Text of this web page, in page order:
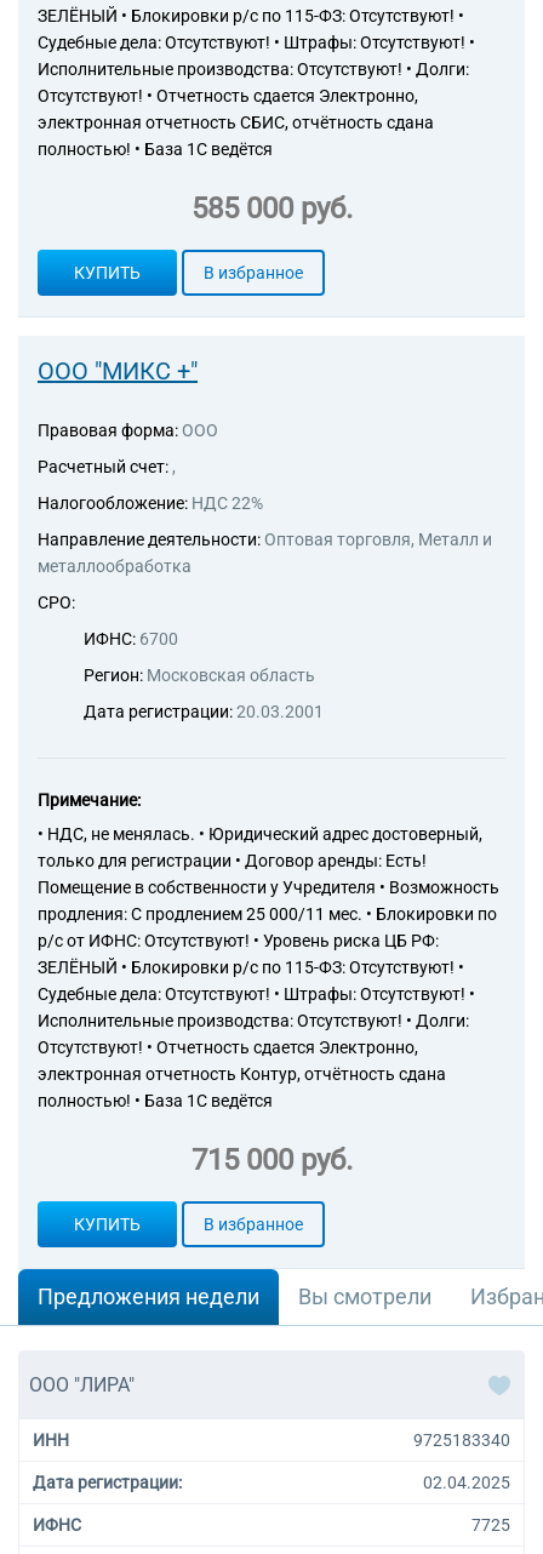
ЗЕЛЁНЫЙ • Блокировки р/с по 115-ФЗ: Отсутствуют! •
Судебные дела: Отсутствуют! • Штрафы: Отсутствуют! •
Исполнительные производства: Отсутствуют! • Долги:
Отсутствуют! • Отчетность сдается Электронно,
электронная отчетность СБИС, отчётность сдана
полностью! • База 1С ведётся
585 000 руб.
КУПИТЬ В избранное
ООО "МИКС +"
Правовая форма: ООО
Расчетный счет: ,
Налогообложение: НДС 22%
Направление деятельности: Оптовая торговля, Металл и
металлообработка
СРО:
ИФНС: 6700
Регион: Московская область
Дата регистрации:20.03.2001
Примечание:
• НДС, не менялась. • Юридический адрес достоверный,
только для регистрации • Договор аренды: Есть!
Помещение в собственности у Учредителя • Возможность
продления: С продлением 25 000/11 мес. • Блокировки по
р/с от ИФНС: Отсутствуют! • Уровень риска ЦБ РФ:
ЗЕЛЁНЫЙ • Блокировки р/с по 115-ФЗ: Отсутствуют! •
Судебные дела: Отсутствуют! • Штрафы: Отсутствуют! •
Исполнительные производства: Отсутствуют! • Долги:
Отсутствуют! • Отчетность сдается Электронно,
электронная отчетность Контур, отчётность сдана
полностью! • База 1С ведётся
715 000 руб.
КУПИТЬ В избранное
Предложения недели Вы смотрели
ООО "ЛИРА"
ИНН 9725183340
Дата регистрации: 02.04.2025
ИФНС 7725